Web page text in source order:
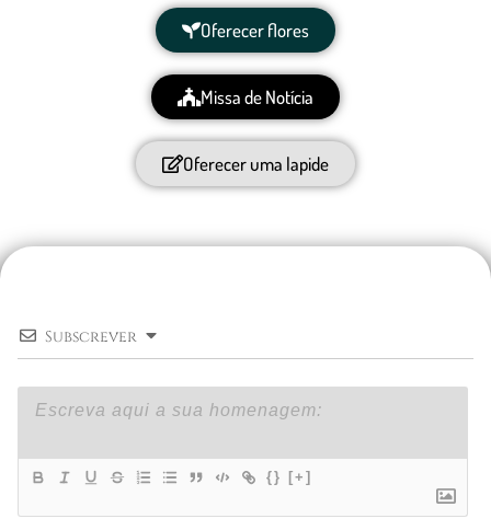
Oferecer flores
Missa de Notícia
Oferecer uma lapide
Subscrever
{} [+]